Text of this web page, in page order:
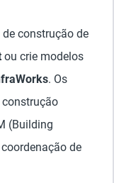
de construção de
ou crie modelos
. Os
(Building
de